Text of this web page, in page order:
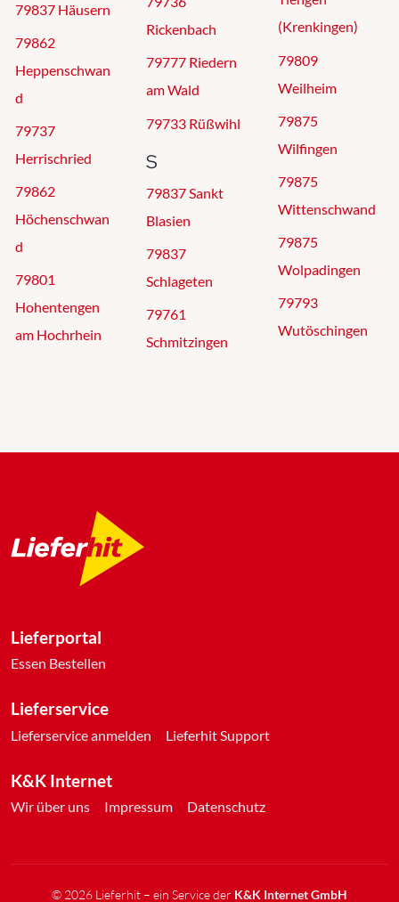
79837 Häusern
79862
Heppenschwan
d
79737
Herrischried
79862
Höchenschwan
d
79801
Hohentengen
am Hochrhein
Rickenbach
79777 Riedern
am Wald
79733 Rüßwihl
S
79837 Sankt
Blasien
79837
Schlageten
79761
Schmitzingen
(Krenkingen)
79809
Weilheim
79875
Wilfingen
79875
Wittenschwand
79875
Wolpadingen
79793
Wutöschingen
Lieferportal
Essen Bestellen
Lieferservice
Lieferservice anmelden Lieferhit Support
K&K Internet
Wir über uns Impressum Datenschutz
© 2026 Lieferhit – ein Service der K&K Internet GmbH